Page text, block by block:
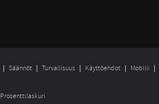
Säännöt Turvallisuus Käyttöehdot Mobiili
Prosenttilaskuri